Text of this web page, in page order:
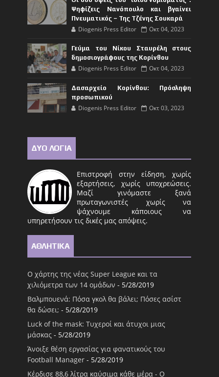
Ψηφίζεις Νανόπουλο και βγαίνει
Πνευματικός – Της Τζένης Σουκαρά
Diogenis Press Editor Οκτ 04, 2023
Γεύμα του Νίκου Σταυρέλη στους
δημοσιογράφους της Κορίνθου
Diogenis Press Editor Οκτ 04, 2023
Δασαρχείο Κορίνθου: Πρόσληψη
προσωπικού
Diogenis Press Editor Οκτ 03, 2023
ΔΥΟ ΛΟΓΙΑ
Επιστροφή στην είδηση, χωρίς
εξαρτήσεις, χωρίς υποχρεώσεις.
Μαζί γινόμαστε ξανά
πρωταγωνιστές χωρίς να
ψάχνουμε κάποιους να
υπηρετήσουν τις δικές μας απόψεις.
ΑΘΛΗΤΙΚΑ
Ο χάρτης της νέας Super League και τα
χιλιόμετρα των 14 ομάδων - 5/28/2019
Βαλμπουενά: Πόσα γκολ θα βάλει; Πόσες ασίστ
θα δώσει; - 5/28/2019
Luck of the mask: Τυχεροί και άτυχοι μιας
μάσκας - 5/28/2019
Άνοιξε θέση εργασίας για φανατικούς του
Football Μanager - 5/28/2019
Κέρδισε 88,6 λίτρα καύσιμα κάθε μέρα - Ο